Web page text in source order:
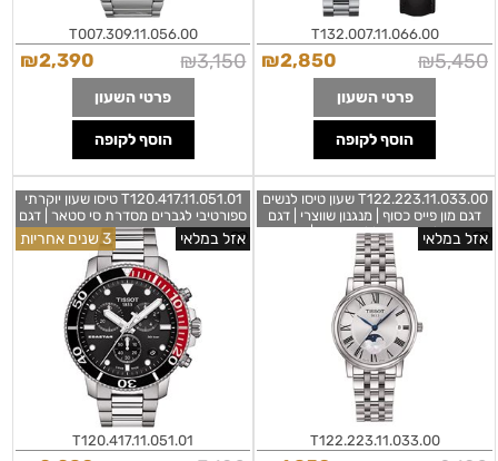
T132.007.11.066.00
₪5,450
₪2,850
פרטי השעון
הוסף לקופה
T007.309.11.056.00
₪3,150
₪2,390
פרטי השעון
הוסף לקופה
T122.223.11.033.00 שעון טיסו לנשים
דגם מון פייס כסוף | מנגנון שווצרי | דגם
מיוחד בלוח רומי כולל תאריכון | אחריות
יבואן רשמי | Tissot Carson Premium
Lady Moonphase Women's Watch
T1222231103300
אזל במלאי
T122.223.11.033.00
T120.417.11.051.01 טיסו שעון יוקרתי
ספורטיבי לגברים מסדרת סי סטאר | דגם
פפסי באזל שחור אדום ואינדקס זוהר
בחשכה | אחריות יבואן ל 3 שנים
T120.417.11.051.01 Tissot Seastar
1000 Chronograph
3 שנים אחריות אזל במלאי
T120.417.11.051.01